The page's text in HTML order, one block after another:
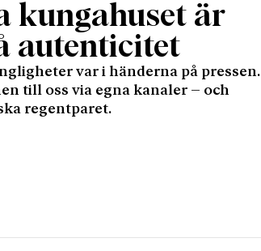
kungahuset är
autenticitet
var i händerna på pressen.
till oss via egna kanaler – och
regentparet.